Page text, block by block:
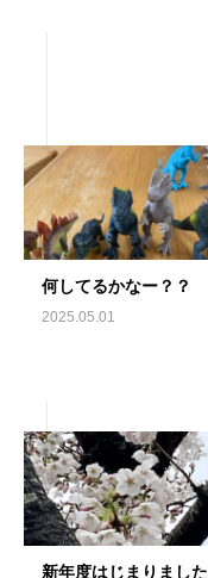
何してるかなー？？
2025.05.01
新年度はじまりました